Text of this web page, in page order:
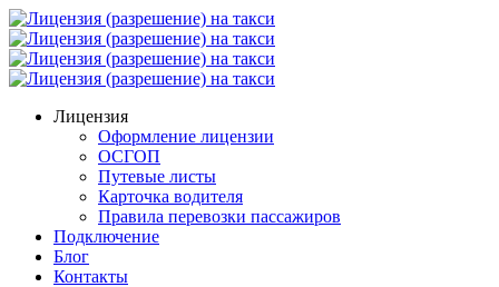
Лицензия
Оформление лицензии
ОСГОП
Путевые листы
Карточка водителя
Правила перевозки пассажиров
Подключение
Блог
Контакты